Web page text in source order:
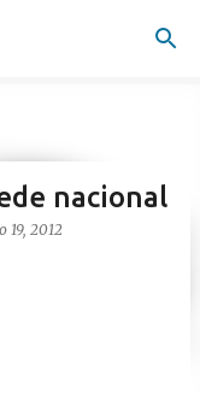
nacional
19, 2012